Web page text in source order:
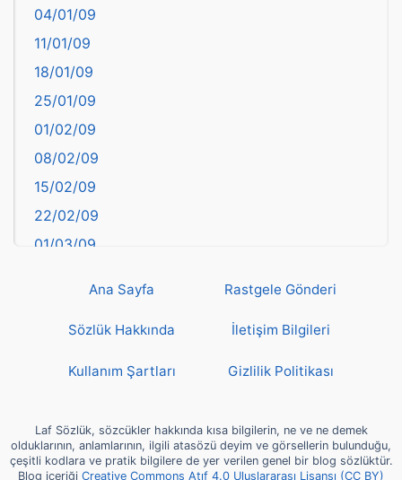
Bartın
başkentler
Batman
Bayburt
Bilecik
Bingöl
Bitlis
Bolu
Burdur
Çankırı
Çorum
deyim
Diyarbakır
04/01/09
11/01/09
18/01/09
25/01/09
01/02/09
08/02/09
15/02/09
22/02/09
01/03/09
22/03/09
19/04/09
26/04/09
Ana Sayfa Rastgele Gönderi
Sözlük Hakkında İletişim Bilgileri
Kullanım Şartları Gizlilik Politikası
Laf Sözlük, sözcükler hakkında kısa bilgilerin, ne ve ne demek
olduklarının, anlamlarının, ilgili atasözü deyim ve görsellerin bulunduğu,
çeşitli kodlara ve pratik bilgilere de yer verilen genel bir blog sözlüktür.
Blog içeriği Creative Commons Atıf 4.0 Uluslararası Lisansı (CC BY)